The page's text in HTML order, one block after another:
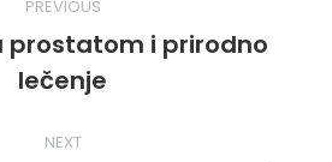
PREVIOUS
Previous
post:
prostatom i prirodno
lečenje
NEXT